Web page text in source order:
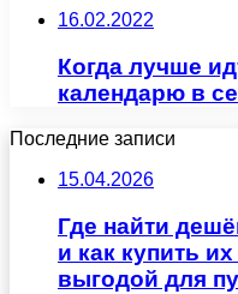
16.02.2022
Когда лучше
календарю в
Последние записи
15.04.2026
Где найти
и как купить
выгодой для